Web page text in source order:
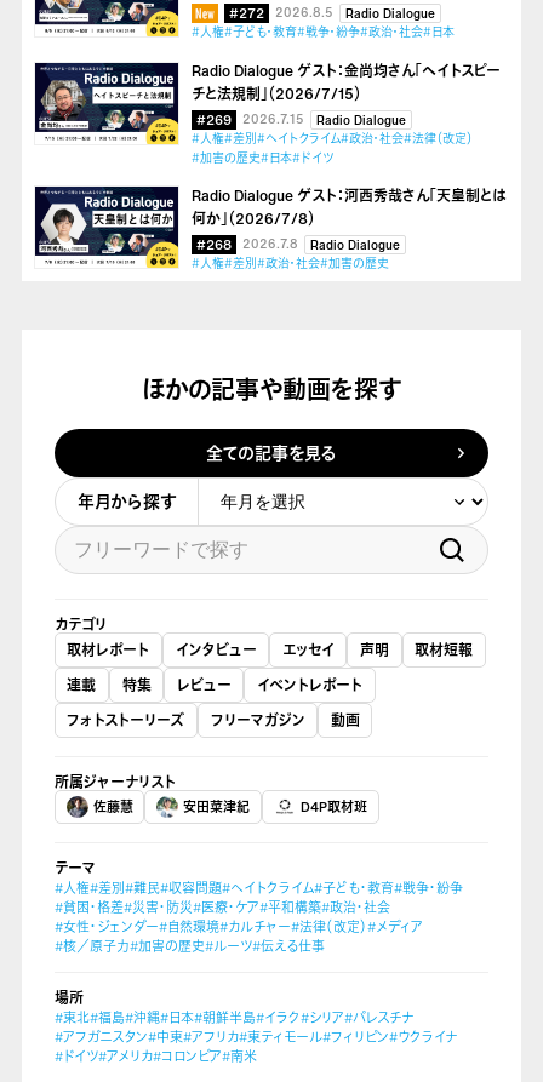
#272 2026.8.5
Radio Dialogue
#人権#子ども・教育#戦争・紛争#政治・社会#日本
Radio Dialogue ゲスト：金尚均さん「ヘイトスピー
チと法規制」（2026/7/15）
#269 2026.7.15
Radio Dialogue
#人権#差別#ヘイトクライム#政治・社会#法律（改定）
#加害の歴史#日本#ドイツ
Radio Dialogue ゲスト：河西秀哉さん「天皇制とは
何か」（2026/7/8）
#268 2026.7.8
Radio Dialogue
#人権#差別#政治・社会#加害の歴史
ほかの記事や動画を探す
全ての記事を見る
年月から探す
カテゴリ
取材レポート
インタビュー エッセイ 声明
取材短報
連載
特集 レビュー
イベントレポート
フォトストーリーズ
フリーマガジン 動画
所属ジャーナリスト
佐藤慧 安田菜津紀 D4P取材班
テーマ
#人権#差別#難民#収容問題#ヘイトクライム#子ども・教育#戦争・紛争
#貧困・格差#災害・防災#医療・ケア#平和構築#政治・社会
#女性・ジェンダー#自然環境#カルチャー#法律（改定）#メディア
#核／原子力#加害の歴史#ルーツ#伝える仕事
場所
#東北#福島#沖縄#日本#朝鮮半島#イラク#シリア#パレスチナ
#アフガニスタン#中東#アフリカ#東ティモール#フィリピン#ウクライナ
#ドイツ#アメリカ#コロンビア#南米